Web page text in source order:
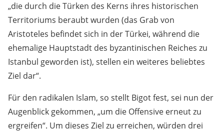
„die durch die Türken des Kerns ihres historischen
Territoriums beraubt wurden (das Grab von
Aristoteles befindet sich in der Türkei, während die
ehemalige Hauptstadt des byzantinischen Reiches zu
Istanbul geworden ist), stellen ein weiteres beliebtes
Ziel dar“.
Für den radikalen Islam, so stellt Bigot fest, sei nun der
Augenblick gekommen, „um die Offensive erneut zu
ergreifen“. Um dieses Ziel zu erreichen, würden drei